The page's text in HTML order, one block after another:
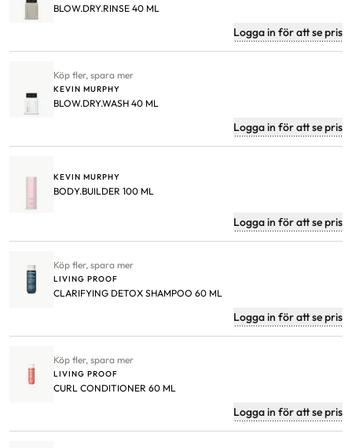
BLOW.DRY.RINSE 40 ML
Logga in för att se pris
Köp fler, spara mer
KEVIN MURPHY
BLOW.DRY.WASH 40 ML
Logga in för att se pris
KEVIN MURPHY
BODY.BUILDER 100 ML
Logga in för att se pris
Köp fler, spara mer
LIVING PROOF
CLARIFYING DETOX SHAMPOO 60 ML
Logga in för att se pris
Köp fler, spara mer
LIVING PROOF
CURL CONDITIONER 60 ML
Logga in för att se pris